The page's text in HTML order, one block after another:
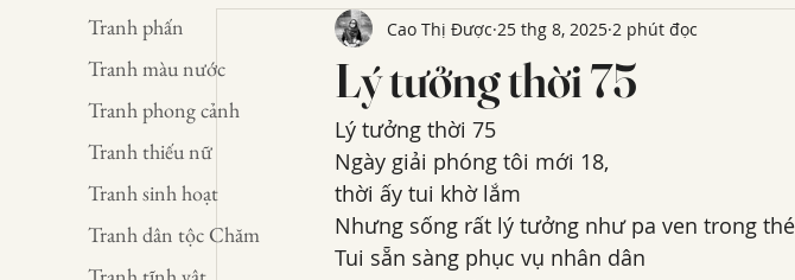
Tranh phấn
Tranh màu nước
Tranh phong cảnh
Tranh thiếu nữ
Tranh sinh hoạt
Tranh dân tộc Chăm
Lý tưởng thời 75
Cao Thị Được 25 thg 8, 2025 2 phút đọc
Lý tưởng thời 75
Ngày giải phóng tôi mới 18,
thời ấy tui khờ lắm
Nhưng sống rất lý tưởng như pa ven trong
Tui sẵn sàng phục vụ nhân dân